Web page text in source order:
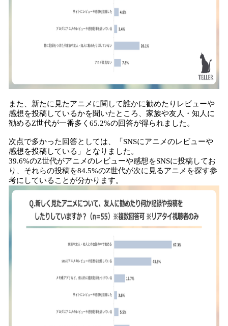
また、新たに見たアニメに関して誰かに勧めたりレビューや
感想を投稿しているかを聞いたところ、家族や友人・知人に
勧めるZ世代が一番多く65.2%の回答が得られました。
次点で多かった回答としては、「SNSにアニメのレビューや
感想を投稿している」となりました。
39.6%のZ世代がアニメのレビューや感想をSNSに投稿してお
り、それらの投稿を84.5%のZ世代が次に見るアニメを探す参
考にしていることが分かります。